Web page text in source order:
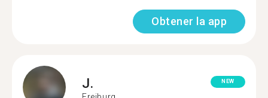
Obtener la app
J. NEW